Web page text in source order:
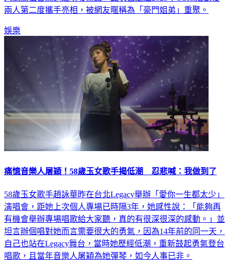
人高顏值合照迅速引發熱議。此次已是繼2025年Gucci活動後
58歲玉女歌手趙詠華昨在台北Legacy舉辦「愛你一生都太少」
演唱會，距她上次個人專場已時隔3年，她感性說：「能夠再
有機會舉辦專場唱歌給大家聽，真的有很深很深的感動。」並
坦言辦個唱對她而言需要很大的勇氣，因為14年前的同一天，
自己也站在Legacy舞台，當時她歷經低潮，重新鼓起勇氣登台